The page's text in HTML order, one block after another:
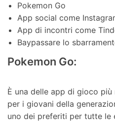
Pokemon Go
App social come
App di incontri come
Baypassare lo
Pokemon Go:
È una delle app di gioco
per i giovani della
uno dei preferiti per tutte le